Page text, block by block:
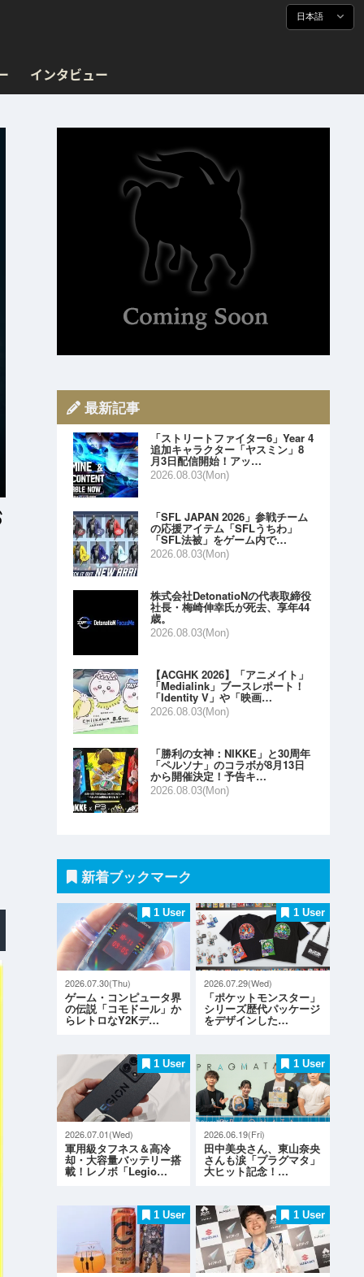
日本語
インタビュー
最新記事
「ストリートファイター6」Year 4
追加キャラクター「ヤスミン」8
月3日配信開始！アッ…
2026.08.03(Mon)
「SFL JAPAN 2026」参戦チーム
の応援アイテム「SFLうちわ」
「SFL法被」をゲーム内で…
2026.08.03(Mon)
株式会社DetonatioNの代表取締役
社長・梅崎伸幸氏が死去、享年44
歳。
2026.08.03(Mon)
【ACGHK 2026】「アニメイト」
「Medialink」ブースレポート！
「Identity V」や「映画…
2026.08.03(Mon)
「勝利の女神：NIKKE」と30周年
「ペルソナ」のコラボが8月13日
から開催決定！予告キ…
2026.08.03(Mon)
新着ブックマーク
1 User
2026.07.30(Thu)
ゲーム・コンピュータ界
の伝説「コモドール」か
らレトロなY2Kデ…
1 User
2026.07.29(Wed)
「ポケットモンスター」
シリーズ歴代パッケージ
をデザインした…
1 User
2026.07.01(Wed)
軍用級タフネス＆高冷
却・大容量バッテリー搭
載！レノボ「Legio…
1 User
2026.06.19(Fri)
田中美央さん、東山奈央
さんも涙「プラグマタ」
大ヒット記念！…
1 User 1 User